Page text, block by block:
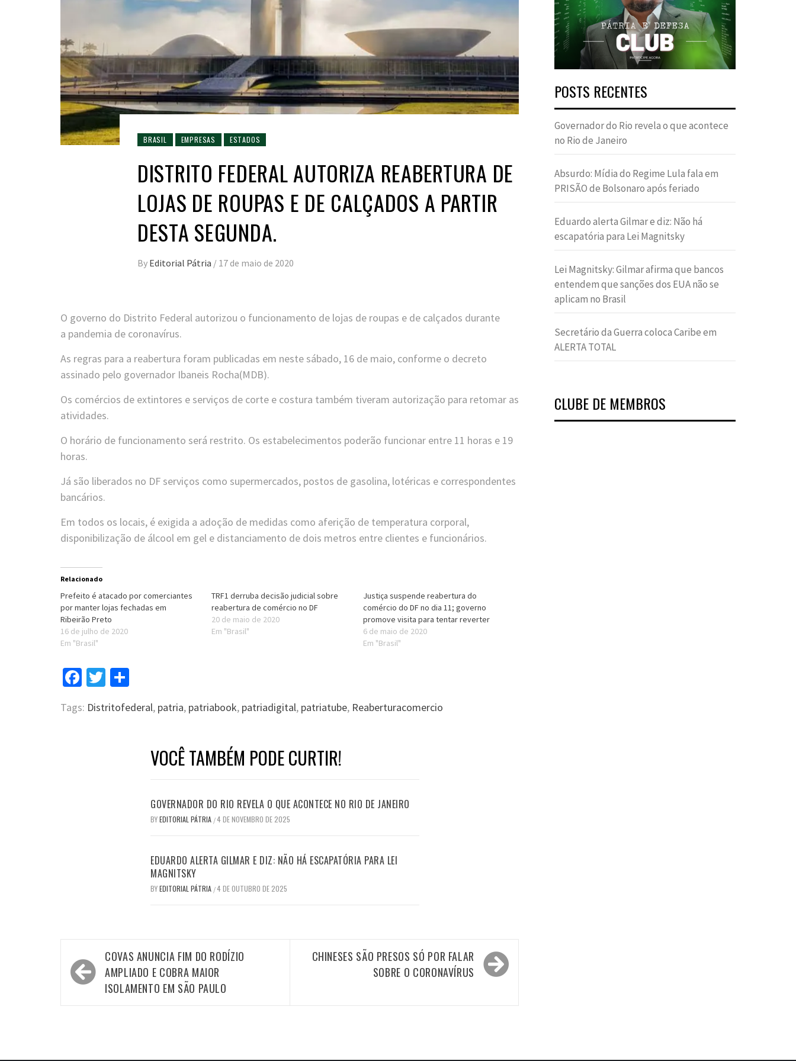
BRASIL EMPRESAS ESTADOS
DISTRITO FEDERAL AUTORIZA REABERTURA DE
LOJAS DE ROUPAS E DE CALÇADOS A PARTIR
DESTA SEGUNDA.
By Editorial Pátria / 17 de maio de 2020
O governo do Distrito Federal autorizou o funcionamento de lojas de roupas e de calçados durante
a pandemia de coronavírus.
As regras para a reabertura foram publicadas em neste sábado, 16 de maio, conforme o decreto
assinado pelo governador Ibaneis Rocha(MDB).
Os comércios de extintores e serviços de corte e costura também tiveram autorização para retomar as
atividades.
O horário de funcionamento será restrito. Os estabelecimentos poderão funcionar entre 11 horas e 19
horas.
Já são liberados no DF serviços como supermercados, postos de gasolina, lotéricas e correspondentes
bancários.
Em todos os locais, é exigida a adoção de medidas como aferição de temperatura corporal,
disponibilização de álcool em gel e distanciamento de dois metros entre clientes e funcionários.
Relacionado
Prefeito é atacado por comerciantes
por manter lojas fechadas em
Ribeirão Preto
16 de julho de 2020
Em "Brasil"
TRF1 derruba decisão judicial sobre
reabertura de comércio no DF
20 de maio de 2020
Em "Brasil"
Justiça suspende reabertura do
comércio do DF no dia 11; governo
promove visita para tentar reverter
6 de maio de 2020
Em "Brasil"
Facebook
Twitter
Tags: Distritofederal, patria, patriabook, patriadigital, patriatube, Reaberturacomercio
VOCÊ TAMBÉM PODE CURTIR!
GOVERNADOR DO RIO REVELA O QUE ACONTECE NO RIO DE JANEIRO
BYEDITORIAL PÁTRIA /4 DE NOVEMBRO DE 2025
EDUARDO ALERTA GILMAR E DIZ: NÃO HÁ ESCAPATÓRIA PARA LEI
MAGNITSKY
BYEDITORIAL PÁTRIA /4 DE OUTUBRO DE 2025
Navegação
de
Post
COVAS ANUNCIA FIM DO RODÍZIO
AMPLIADO E COBRA MAIOR
ISOLAMENTO EM SÃO PAULO
CHINESES SÃO PRESOS SÓ POR FALAR
SOBRE O CORONAVÍRUS
POSTS RECENTES
Governador do Rio revela o que acontece
no Rio de Janeiro
Absurdo: Mídia do Regime Lula fala em
PRISÃO de Bolsonaro após feriado
Eduardo alerta Gilmar e diz: Não há
escapatória para Lei Magnitsky
Lei Magnitsky: Gilmar afirma que bancos
entendem que sanções dos EUA não se
aplicam no Brasil
Secretário da Guerra coloca Caribe em
ALERTA TOTAL
CLUBE DE MEMBROS